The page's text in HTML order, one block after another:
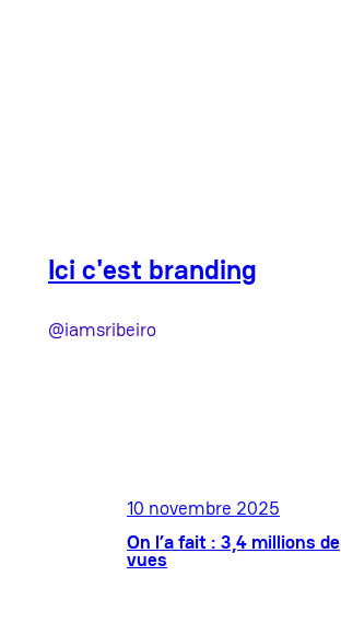
Ici c'est branding
@iamsribeiro
10 novembre 2025
On l’a fait : 3,4 millions de
vues